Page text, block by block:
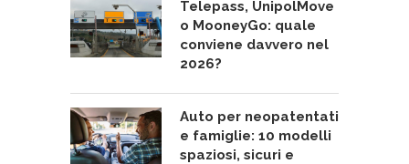
Telepass, UnipolMove
o MooneyGo: quale
conviene davvero nel
2026?
Auto per neopatentati
e famiglie: 10 modelli
spaziosi, sicuri e